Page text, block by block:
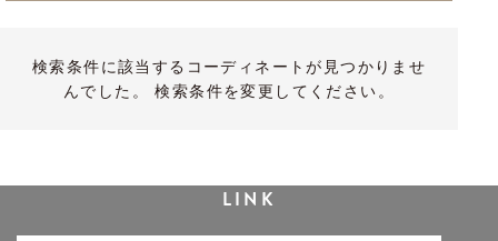
検索条件に該当するコーディネートが見つかりませ
んでした。 検索条件を変更してください。
LINK